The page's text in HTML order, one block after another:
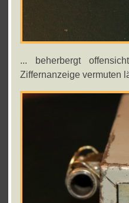
... beherbergt
Ziffernanzeige vermuten